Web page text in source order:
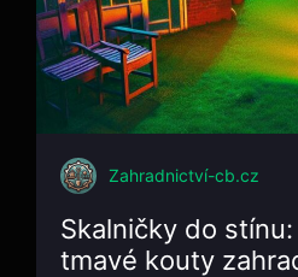
Zahradnictví-cb.cz
Skalničky do
tmavé kouty